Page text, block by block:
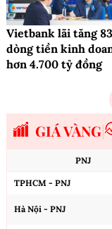
Vietbank lãi tăng
dòng tiền kinh
hơn 4.700 tỷ đồng
GIÁ VÀNG
PNJ
TPHCM - PNJ
Hà Nội - PNJ